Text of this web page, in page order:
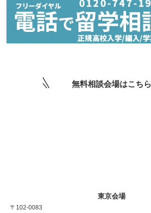
無料相談会場はこちら
東京会場
〒102-0083